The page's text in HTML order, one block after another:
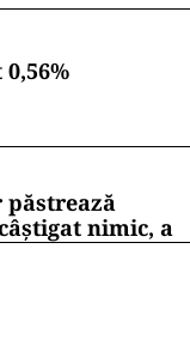
păstrează
nimic, a